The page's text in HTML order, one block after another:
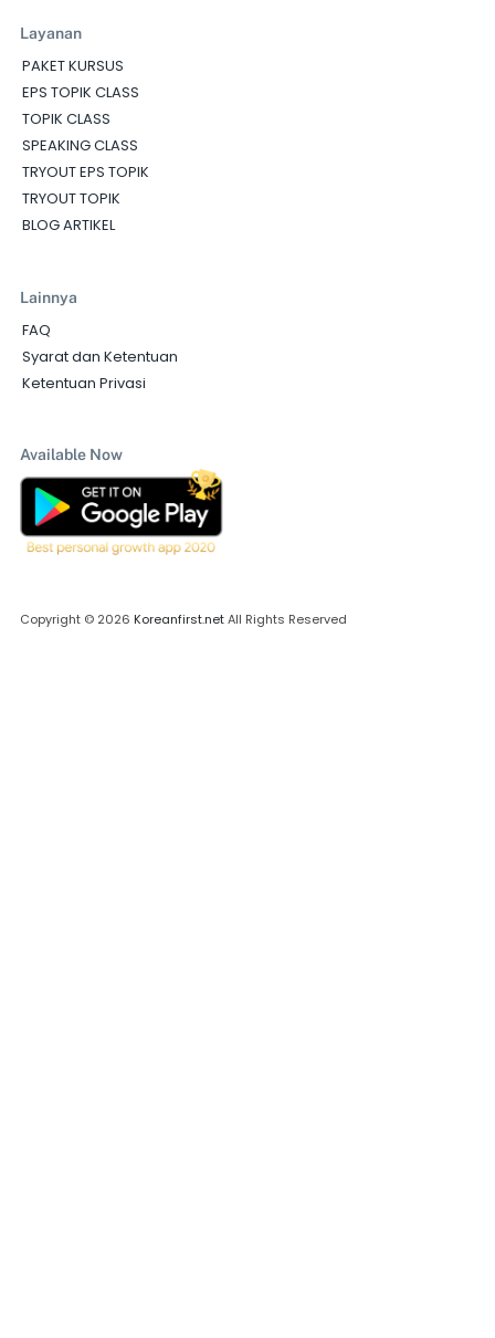
Layanan
PAKET KURSUS
EPS TOPIK CLASS
TOPIK CLASS
SPEAKING CLASS
TRYOUT EPS TOPIK
TRYOUT TOPIK
BLOG ARTIKEL
Lainnya
FAQ
Syarat dan Ketentuan
Ketentuan Privasi
Available Now
Copyright © 2026 Koreanfirst.netAll Rights Reserved